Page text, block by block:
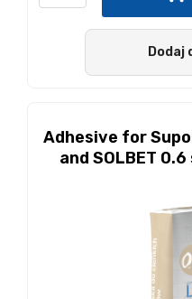
Dodaj
Adhesive for
and SOLBET